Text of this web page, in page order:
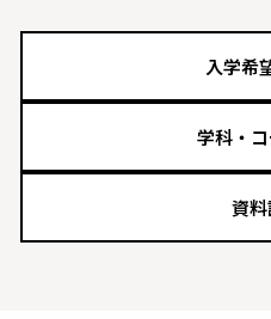
入学希
学科・
資